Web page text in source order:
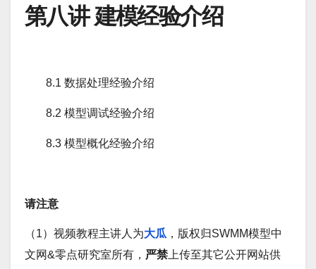
第八讲 建模经验介绍
8.1 数据处理经验介绍
8.2 模型调试经验介绍
8.3 模型概化经验介绍
请注意
（1）视频教程主讲人为大瓜 ，版权归SWMM模型中
文网&零点研究室所有， 严禁 上传至其它公开网站供